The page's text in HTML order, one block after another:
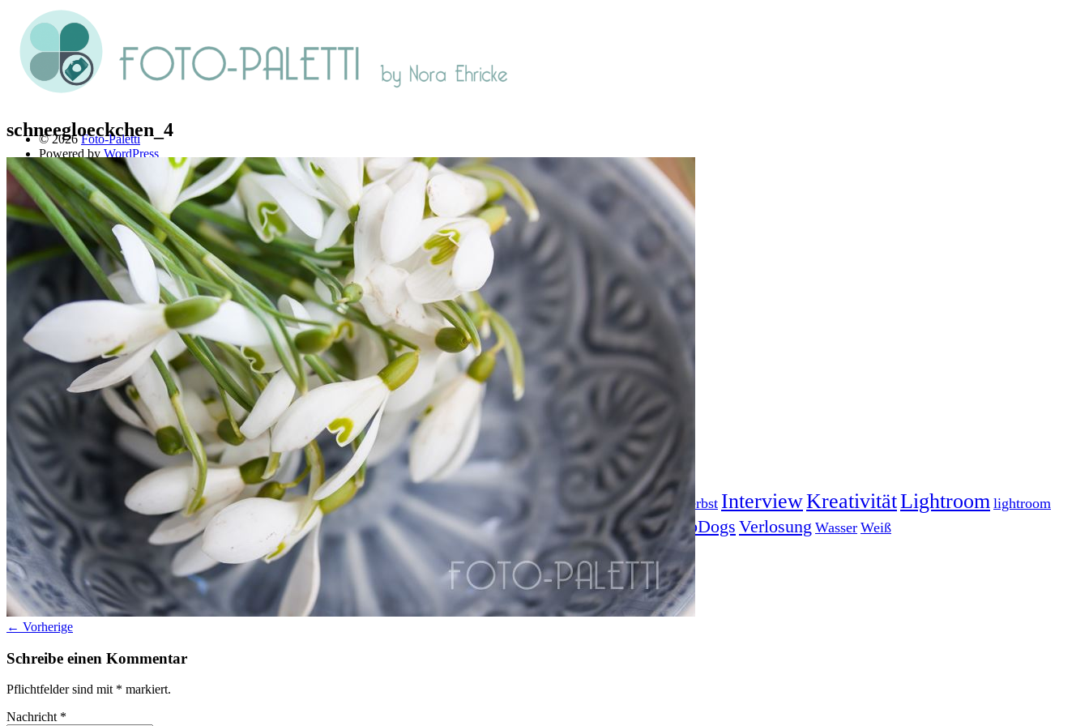
schneegloeckchen_4
← Vorherige
Schreibe einen Kommentar
Pflichtfelder sind mit * markiert.
Nachricht *
© 2026Foto-Paletti
Powered by WordPress
Theme: Renkon von
Elmastudio
Home
Portfolio
Florales
Menschen
Stadt und Land
Weitere Fotoblogs
Über mich
Impressum
Datenschutz
Suche
TAG CLOUD
Blogparade Blumen Buchempfehlung design DIY Farben Filter Fotoprojekt Frühling Getestet Gewinner Herbst InterviewKreativitätLightroom lightroom
tipps Makro Produkttest Schwarz-Weiß SEO Sommer Stockfotografie Streetfotografie TopDogs Verlosung Wasser Weiß